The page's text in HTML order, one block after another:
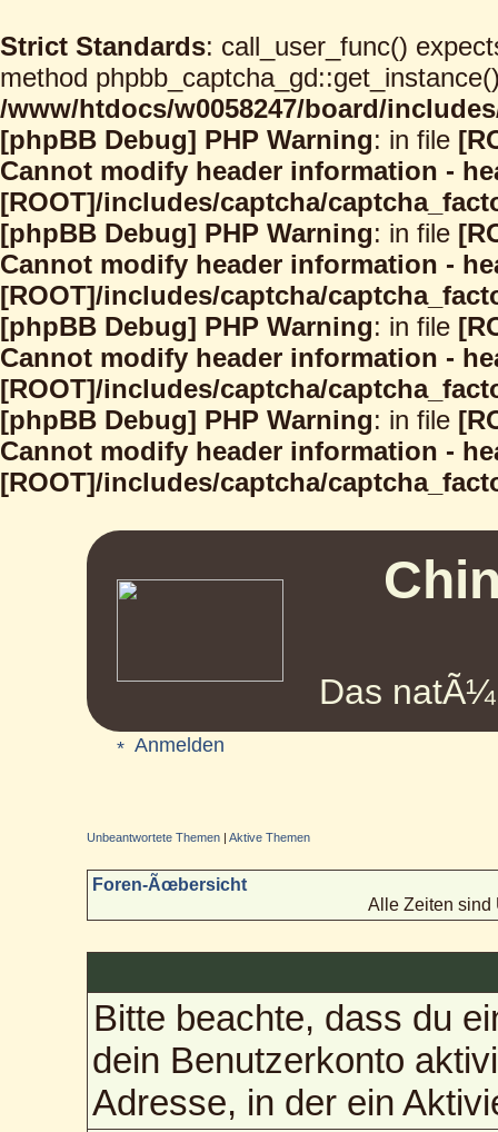
Strict Standards: call_user_func()
method
/www/htdocs/w0058247/board/
[phpBB Debug] PHP Warning: in file
Cannot modify header information -
[ROOT]/includes/captcha/
[phpBB Debug] PHP Warning: in file
Cannot modify header information -
[ROOT]/includes/captcha/
[phpBB Debug] PHP Warning: in file
Cannot modify header information -
[ROOT]/includes/captcha/
[phpBB Debug] PHP Warning: in file
Cannot modify header information -
[ROOT]/includes/captcha/
Das
Anmelden
Unbeantwortete Themen |Aktive Themen
Foren-Ãœbersicht
Alle Zeiten sind
Bitte beachte, dass du
dein Benutzerkonto
Adresse, in der ein